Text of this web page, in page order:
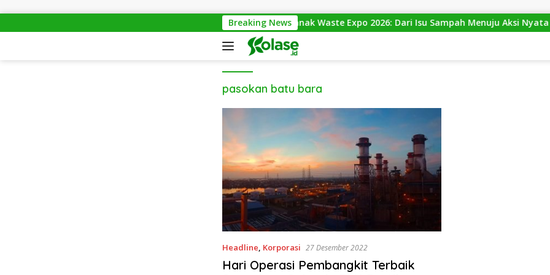
Breaking News
Pontianak Waste Expo 2026: Dari Isu Sampah Menuju Aksi Nyata
pasokan batu bara
Headline, Korporasi 27 Desember 2022
Hari Operasi Pembangkit Terbaik